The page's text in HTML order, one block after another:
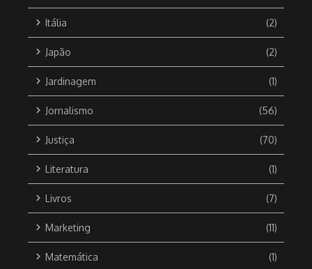
Itália (2)
Japão (2)
Jardinagem (1)
Jornalismo (56)
Justiça (70)
Literatura (1)
Livros (7)
Marketing (11)
Matemática (1)